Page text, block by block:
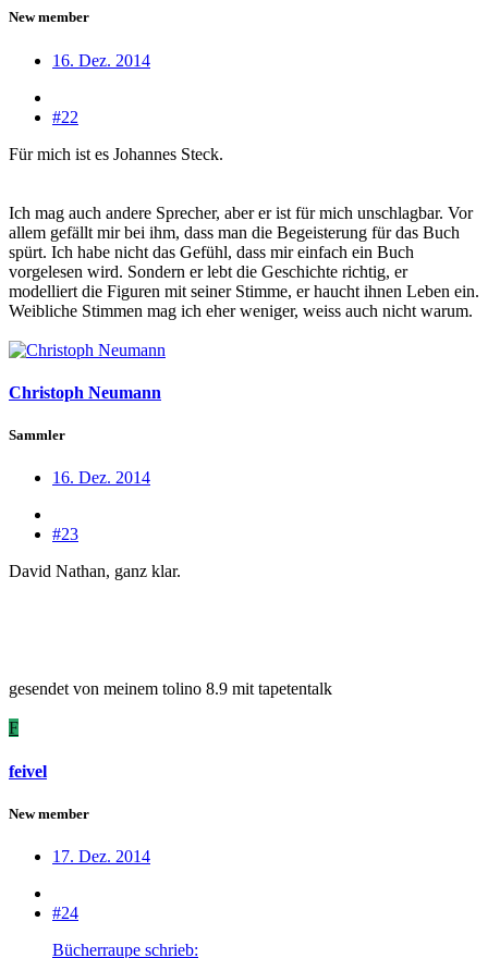
New member
16. Dez. 2014
#22
Für mich ist es Johannes Steck.
Ich mag auch andere Sprecher, aber er ist für mich unschlagbar. Vor
allem gefällt mir bei ihm, dass man die Begeisterung für das Buch
spürt. Ich habe nicht das Gefühl, dass mir einfach ein Buch
vorgelesen wird. Sondern er lebt die Geschichte richtig, er
modelliert die Figuren mit seiner Stimme, er haucht ihnen Leben ein.
Weibliche Stimmen mag ich eher weniger, weiss auch nicht warum.
Christoph Neumann
Sammler
16. Dez. 2014
#23
David Nathan, ganz klar.
gesendet von meinem tolino 8.9 mit tapetentalk
F
feivel
New member
17. Dez. 2014
#24
Bücherraupe schrieb: